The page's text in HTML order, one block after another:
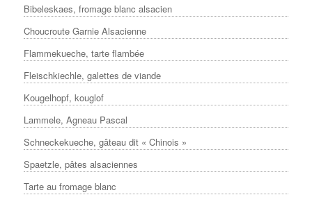
Bibeleskaes, fromage blanc alsacien
Choucroute Garnie Alsacienne
Flammekueche, tarte flambée
Fleischkiechle, galettes de viande
Kougelhopf, kouglof
Lammele, Agneau Pascal
Schneckekueche, gâteau dit « Chinois »
Spaetzle, pâtes alsaciennes
Tarte au fromage blanc